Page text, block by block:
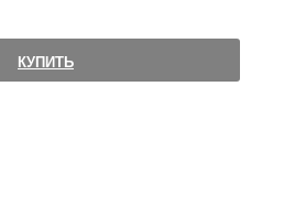
КУПИТЬ